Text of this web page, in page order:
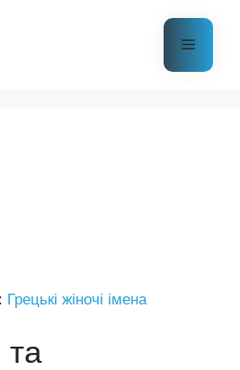
Меню
Грецькі жіночі імена
та